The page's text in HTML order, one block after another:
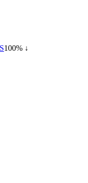
100% ↓